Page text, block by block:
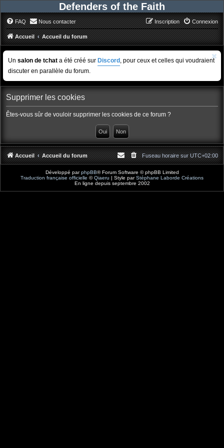
Defenders of the Faith
FAQ Nous contacter Connexion
Inscription
Accueil Accueil du forum
Un salon de tchat a été créé sur Discord , pour ceux et celles qui voudraient
discuter en parallèle du forum.
Supprimer les cookies
Êtes-vous sûr de vouloir supprimer les cookies de ce forum ?
Accueil Accueil du forum Fuseau horaire surUTC+02:00
Développé parphpBB® Forum Software © phpBB Limited
Traduction française officielle ©Qiaeru | Style parStéphane Laborde Créations
En ligne depuis septembre 2002